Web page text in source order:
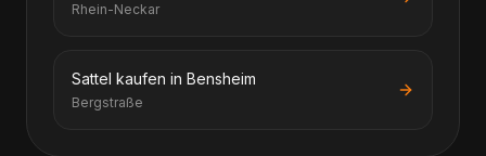
Rhein-Neckar
Sattel kaufen in Bensheim
Bergstraße